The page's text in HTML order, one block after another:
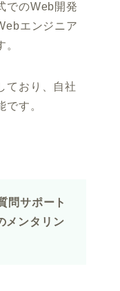
でのWeb開発
エンジニア
ており、自社
す。
問サポート
メンタリン